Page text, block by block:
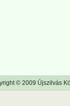
© 2009 Újszilvás